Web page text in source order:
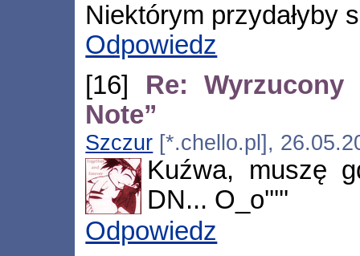
Niektórym przydałyby
Odpowiedz
[16] Re: Wyrzucony
Note”
Szczur [*.chello.pl],
Kuźwa, muszę
DN... O_o'''''
Odpowiedz